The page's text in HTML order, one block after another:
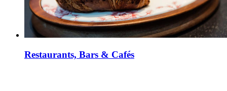
Restaurants, Bars & Cafés